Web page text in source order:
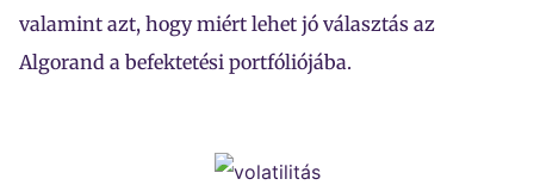
valamint azt, hogy miért lehet jó választás az
Algorand a befektetési portfóliójába.